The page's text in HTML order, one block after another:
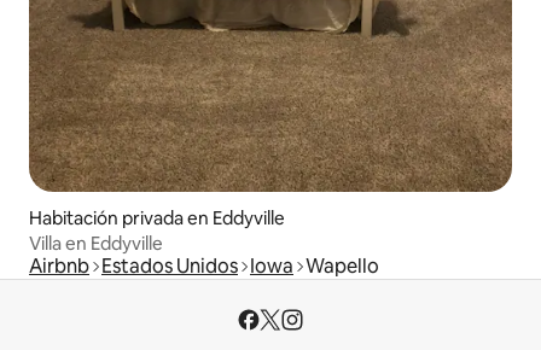
Habitación privada en Eddyville
Villa en Eddyville
Airbnb Estados Unidos Iowa Wapello